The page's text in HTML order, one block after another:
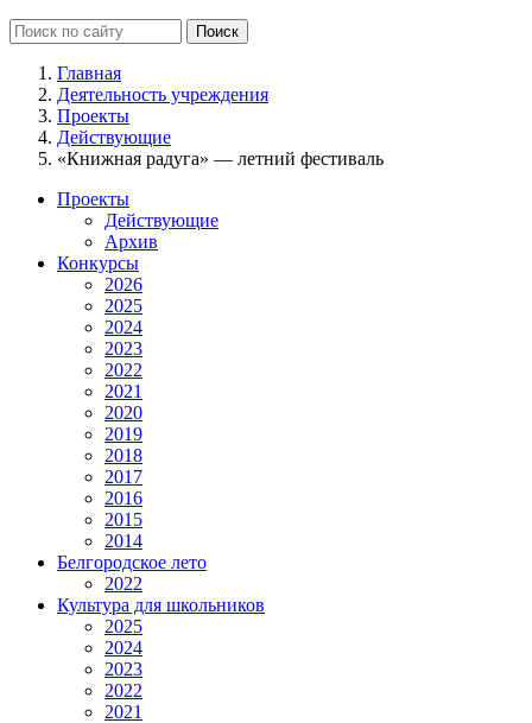
Главная
Деятельность учреждения
Проекты
Действующие
«Книжная радуга» — летний фестиваль
Проекты
Действующие
Архив
Конкурсы
2026
2025
2024
2023
2022
2021
2020
2019
2018
2017
2016
2015
2014
Белгородское лето
2022
Культура для школьников
2025
2024
2023
2022
2021